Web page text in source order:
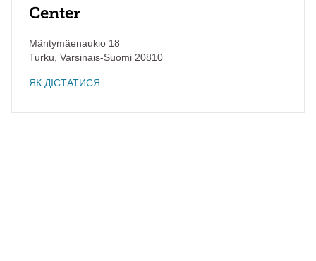
Center
Mäntymäenaukio 18
Turku Varsinais-Suomi 20810
ЯК ДІСТАТИСЯ